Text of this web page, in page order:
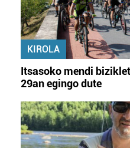
KIROLA
Itsasoko mendi
29an egingo dute